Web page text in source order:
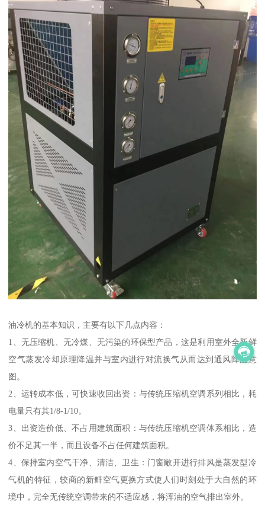
油冷机的基本知识，主要有以下几点内容：
1、无压缩机、无冷煤、无污染的环保型产品，这是利用室外全新鲜
空气蒸发冷却原理降温并与室内进行对流换气从而达到通风降温意
图。
2、运转成本低，可快速收回出资：与传统压缩机空调系列相比，耗
电量只有其1/8-1/10。
3、出资造价低、不占用建筑面积：与传统压缩机空调体系相比，造
价不足其一半，而且设备不占任何建筑面积。
4、保持室内空气干净、清洁、卫生：门窗敞开进行排风是蒸发型冷
气机的特征，较商的新鲜空气更换方式使人们时刻处于大自然的环
境中，完全无传统空调带来的不适应感，将浑油的空气排出室外。